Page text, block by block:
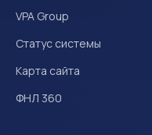
VPA Group
Статус системы
Карта сайта
ФНЛ 360